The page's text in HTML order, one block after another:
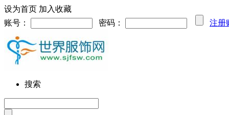
设为首页 加入收藏
账号：
密码： 注册
搜索